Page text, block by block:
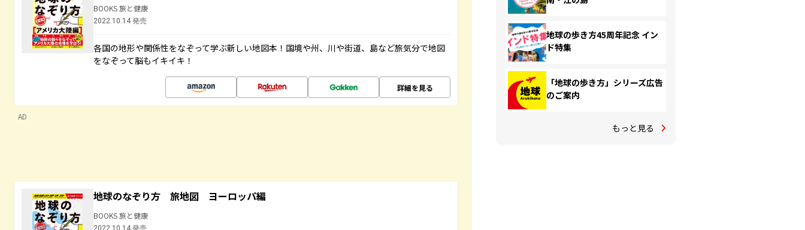
BOOKS 旅と健康
2022.10.14 発売
各国の地形や関係性をなぞって学ぶ新しい地図本！国境や州、川や街道、島など旅気分で地図
をなぞって脳もイキイキ！
詳細を見る
AD
地球のなぞり方 旅地図 ヨーロッパ編
BOOKS 旅と健康
2022.10.14 発売
地球の歩き方45周年記念 イン
ド特集
「地球の歩き方」シリーズ広告
のご案内
もっと見る